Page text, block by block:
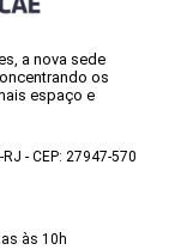
a nova sede
os
espaço e
- CEP: 27947-570
às 10h